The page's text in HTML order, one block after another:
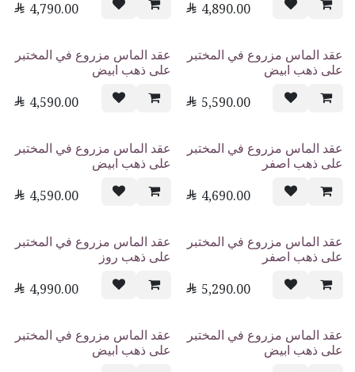
 4,890.00
 4,790.00
عقد الماس مزروع في المختبر
على ذهب ابيض
 5,590.00
عقد الماس مزروع في المختبر
على ذهب ابيض
 4,590.00
عقد الماس مزروع في المختبر
على ذهب اصفر
 4,690.00
عقد الماس مزروع في المختبر
على ذهب ابيض
 4,590.00
عقد الماس مزروع في المختبر
على ذهب اصفر
 5,290.00
عقد الماس مزروع في المختبر
على ذهب روز
 4,990.00
عقد الماس مزروع في المختبر
على ذهب ابيض
عقد الماس مزروع في المختبر
على ذهب ابيض